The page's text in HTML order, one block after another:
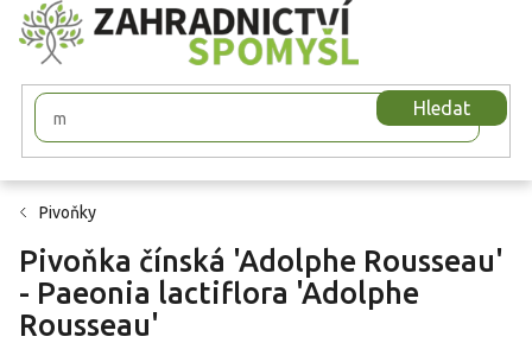
Přejít
na
obsah
Hledat
Pivoňky
Pivoňka čínská 'Adolphe Rousseau'
- Paeonia lactiflora 'Adolphe
Rousseau'